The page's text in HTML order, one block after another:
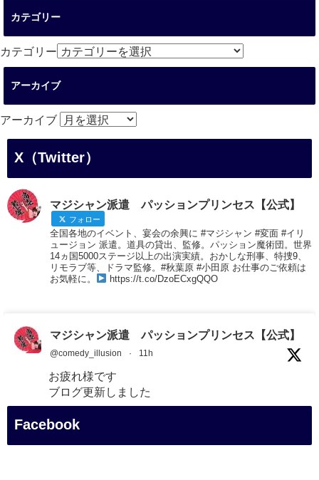
カテゴリー
カテゴリー
アーカイブ
アーカイブ
X（Twitter）
マジシャン派遣 パッションプリンセス【公式】
フォロー
全国各地のイベント、宴会の余興に #マジシャン #変面 #イリ
ュージョン 派遣。道具の貸出、監修。パッション魔術団。世界
14ヵ国5000ステージ以上の出演実績。おかしな刑事、特捜9、
リモラブ等、ドラマ監修。#秋葉原 #小田原 お仕事のご依頼は
お気軽に。
https://t.co/DzoECxgQQO
マジシャン派遣 パッションプリンセス【公式】
@comedy_illusion · 11h
お疲れ様です
ブログ更新しました
「マジシャン和歌山旅 白浜町・白良湯」
Facebook